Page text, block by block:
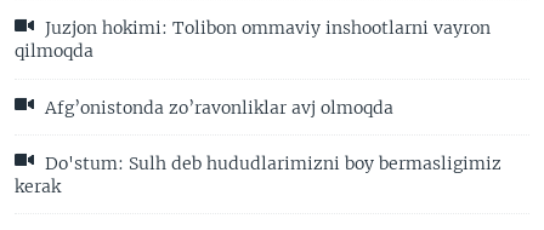
Juzjon hokimi: Tolibon ommaviy inshootlarni vayron
qilmoqda
Afg’onistonda zo’ravonliklar avj olmoqda
Do'stum: Sulh deb hududlarimizni boy bermasligimiz
kerak